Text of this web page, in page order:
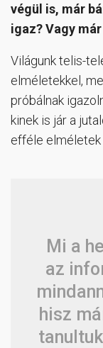
végül is, már
igaz? Vagy
Világunk telis-
elméletekkel,
próbálnak
kinek is jár a
efféle elméletek
Mi a
az
hisz